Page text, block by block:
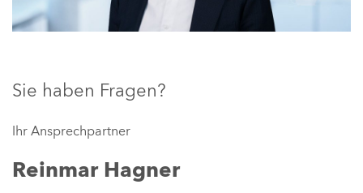
Sie haben Fragen?
Ihr Ansprechpartner
Reinmar Hagner